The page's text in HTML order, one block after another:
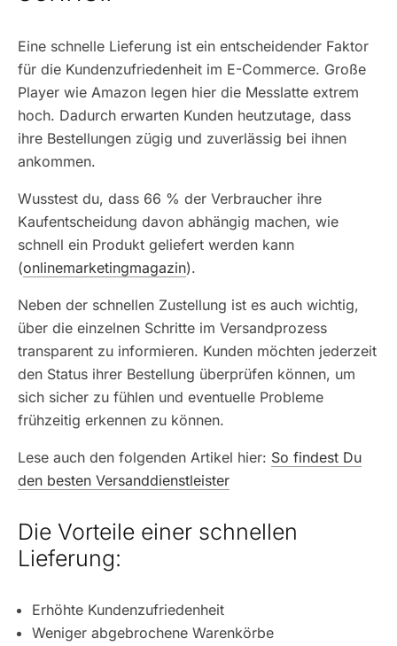
Eine schnelle Lieferung ist ein entscheidender Faktor
für die Kundenzufriedenheit im E-Commerce. Große
Player wie Amazon legen hier die Messlatte extrem
hoch. Dadurch erwarten Kunden heutzutage, dass
ihre Bestellungen zügig und zuverlässig bei ihnen
ankommen.
Wusstest du, dass 66 % der Verbraucher ihre
Kaufentscheidung davon abhängig machen, wie
schnell ein Produkt geliefert werden kann
(onlinemarketingmagazin).
Neben der schnellen Zustellung ist es auch wichtig,
über die einzelnen Schritte im Versandprozess
transparent zu informieren. Kunden möchten jederzeit
den Status ihrer Bestellung überprüfen können, um
sich sicher zu fühlen und eventuelle Probleme
frühzeitig erkennen zu können.
Lese auch den folgenden Artikel hier: So findest Du
den besten Versanddienstleister
Die Vorteile einer schnellen
Lieferung:
Erhöhte Kundenzufriedenheit
Weniger abgebrochene Warenkörbe